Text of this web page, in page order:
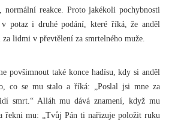
normální reakce. Proto jakékoli pochybnosti
potaz i druhé podání, které říká, že anděl
lidmi v převtělení za smrtelného muže.
povšimnout také konce hadísu, kdy si anděl
co se mu stalo a říká: „Poslal jsi mne za
smrt.“ Alláh mu dává znamení, když mu
řekni mu: „Tvůj Pán ti nařizuje položit ruku